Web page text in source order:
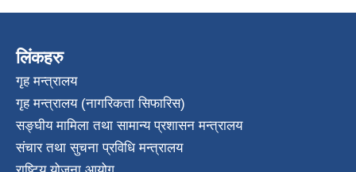
लिंकहरु
गृह मन्त्रालय
गृह मन्त्रालय (नागरिकता सिफारिस)
सङ्घीय मामिला तथा सामान्य प्रशासन मन्त्रालय
संचार तथा सुचना प्रविधि मन्त्रालय